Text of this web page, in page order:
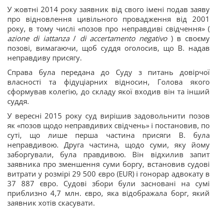
У жовтні 2014 року заявник від свого імені подав заяву
про відновлення цивільного провадження від 2001
року, в тому числі «позов про неправдиві свідчення» (
azione di iattanza/ di accertamento negativo) в своєму
позові, вимагаючи, щоб суддя оголосив, що В. надав
неправдиву присягу.
Справа була передана до Суду з питань довірчої
власності та фідуціарних відносин, Голова якого
сформував колегію, до складу якої входив він та інший
суддя.
У вересні 2015 року суд вирішив задовольнити позов
як «позов щодо неправдивих свідчень» і постановив, по
суті, що лише перша частина присяги В. була
неправдивою. Друга частина, щодо суми, яку йому
заборгували, була правдивою. Він відхилив запит
заявника про зменшення суми боргу, встановив судові
витрати у розмірі 29 500 євро (EUR) і гонорар адвокату в
37 887 євро. Судові збори були засновані на сумі
приблизно 4,7 млн. євро, яка відображала борг, який
заявник хотів скасувати.